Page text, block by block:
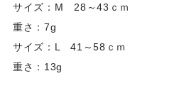
サイズ：M 28～43ｃｍ
重さ：7g
サイズ：L 41～58ｃｍ
重さ：13g